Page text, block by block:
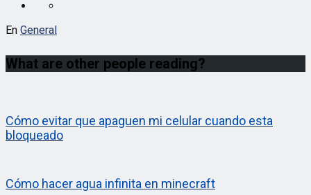
En General
What are other people reading?
Cómo evitar que apaguen mi celular cuando esta
bloqueado
Cómo hacer agua infinita en minecraft